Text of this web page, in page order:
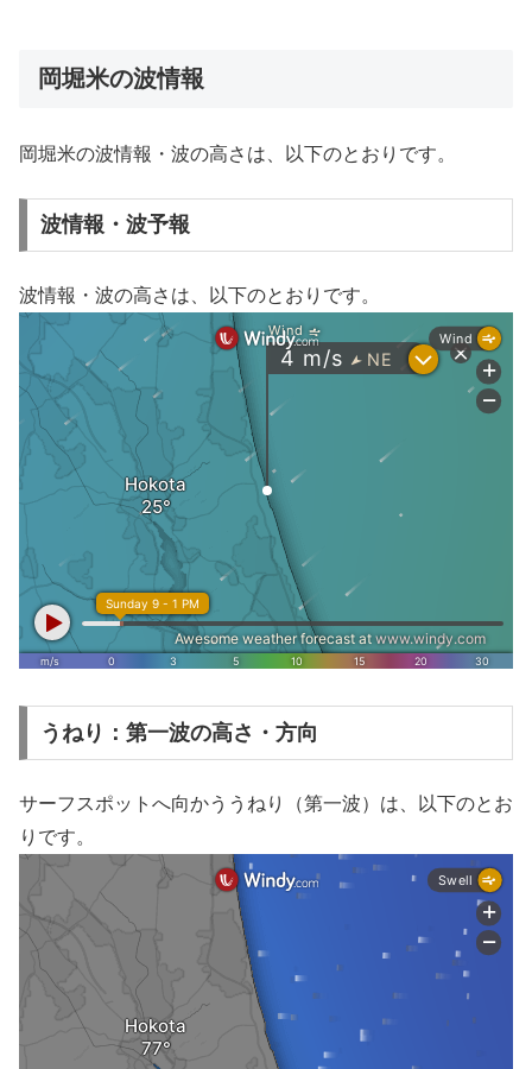
岡堀米の波情報
岡堀米の波情報・波の高さは、以下のとおりです。
波情報・波予報
波情報・波の高さは、以下のとおりです。
うねり：第一波の高さ・方向
サーフスポットへ向かううねり（第一波）は、以下のとお
りです。